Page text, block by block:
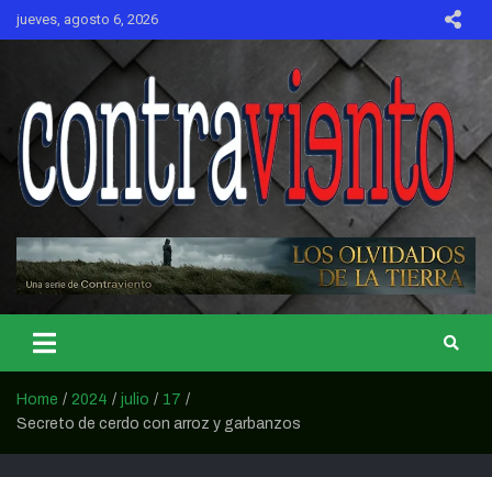
Skip
jueves, agosto 6, 2026
CONTRAVIENTO
Home 2024 julio
17
Secreto de cerdo con arroz y garbanzos